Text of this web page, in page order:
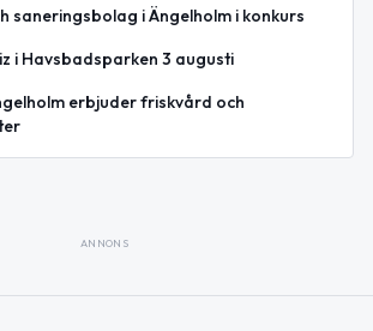
saneringsbolag i Ängelholm i konkurs
i Havsbadsparken 3 augusti
erbjuder friskvård och
ANNONS